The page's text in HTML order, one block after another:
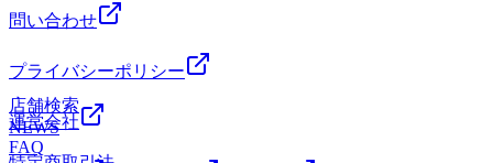
問い合わせ
プライバシーポリシー
運営会社
店舗検索
NEWS
FAQ